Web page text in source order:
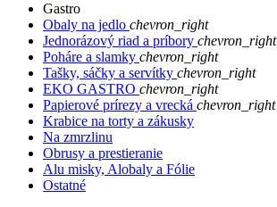
Gastro
Obaly na jedlo chevron_right
Jednorázový riad a príbory chevron_right
Poháre a slamky chevron_right
Tašky, sáčky a servítky chevron_right
EKO GASTRO chevron_right
Papierové prírezy a vrecká chevron_right
Krabice na torty a zákusky
Na zmrzlinu
Obrusy a prestieranie
Alu misky, Alobaly a Fólie
Ostatné